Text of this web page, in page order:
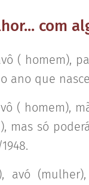
com
( homem),
ano que
( homem),
mas só
avó